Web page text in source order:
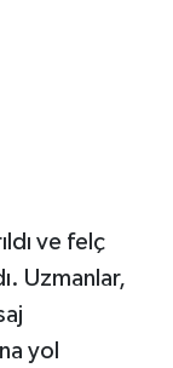
ve felç
Uzmanlar,
yol